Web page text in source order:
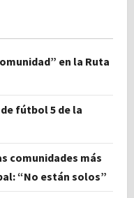
en la Ruta
fútbol 5 de la
comunidades más
“No están solos”